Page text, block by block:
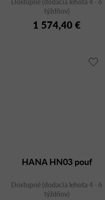
týždňov)
1 574,40 €
HANA HN03 pouf
Dostupné (dodacia lehota 4 - 6
týždňov)